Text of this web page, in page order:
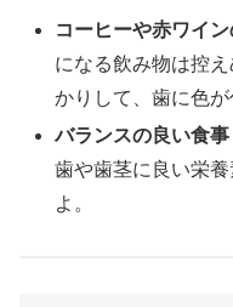
コーヒーや赤ワイ
になる飲み物は控
かりして、歯に色が
バランスの良い食事
歯や歯茎に良い栄
よ。